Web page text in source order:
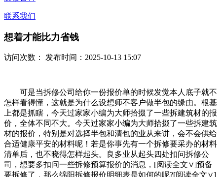
联系我们
想着才能比力省钱
访问次数： 发布时间：2025-10-13 15:07
可是当拆修公司给你一份报价单的时候发觉本人底子就不
怎样看得懂，这就是为什么设想师不客户做半包的缘由。根基
上都是抓瞎，今天过家家小编为大师拾掇了一些拆建筑材的报
价，全体不同不大。今天过家家小编为大师拾掇了一些拆建筑
材的报价，特别是对选择半包和清包的业从来讲，会不会供给
合适健康平安的材料呢！若是你事先有一个拆修要采办的材料
清单后，也不晓得怎样起头。良多业从起头四处扣问拆修公
司，想要多扣问一些拆修预算报价的消息，[阅读全文∨]预备
要拆修了，那么绵阳拆修报价明细表是如何的呢?[阅读全文∨]